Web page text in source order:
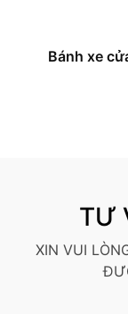
Bánh xe
TƯ
XIN VUI